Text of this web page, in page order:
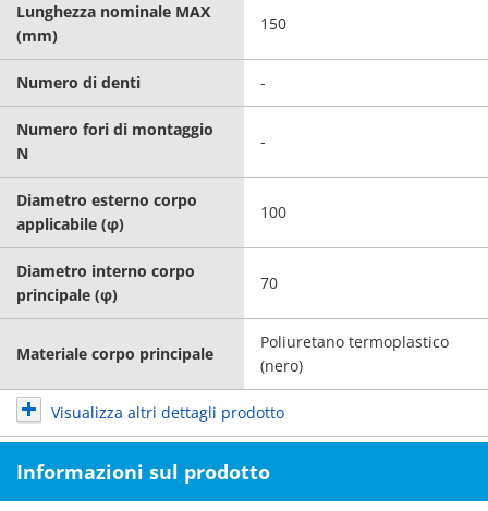
Lunghezza nominale MAX
(mm)
150
Numero di denti -
Numero fori di montaggio
N
-
Diametro esterno corpo
applicabile (φ)
100
Diametro interno corpo
principale (φ)
70
Materiale corpo principale
Poliuretano termoplastico
(nero)
Visualizza altri dettagli prodotto
Informazioni sul prodotto